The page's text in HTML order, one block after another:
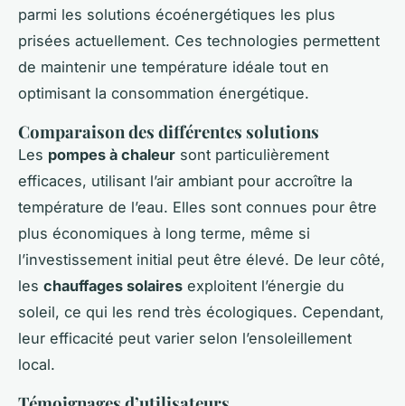
parmi les solutions écoénergétiques les plus
prisées actuellement. Ces technologies permettent
de maintenir une température idéale tout en
optimisant la consommation énergétique.
Comparaison des différentes solutions
Les pompes à chaleur sont particulièrement
efficaces, utilisant l’air ambiant pour accroître la
température de l’eau. Elles sont connues pour être
plus économiques à long terme, même si
l’investissement initial peut être élevé. De leur côté,
les chauffages solaires exploitent l’énergie du
soleil, ce qui les rend très écologiques. Cependant,
leur efficacité peut varier selon l’ensoleillement
local.